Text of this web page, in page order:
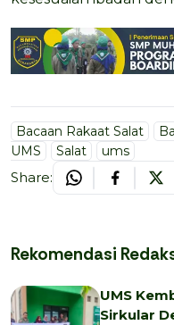
Bacaan Rakaat Salat
UMS
Salat ums
Share:
Rekomendasi
UMS
Sirkular